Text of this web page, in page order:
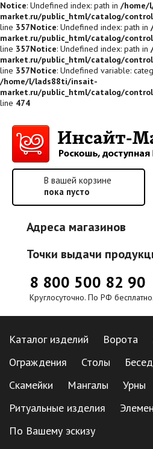
Notice: Undefined index: path in /home/
market.ru/public_html/catalog/
line 357Notice: Undefined index: path in
market.ru/public_html/catalog/
line 357Notice: Undefined index: path in
market.ru/public_html/catalog/
line 357Notice: Undefined variable:
/home/l/lads88ti/insait-
market.ru/public_html/catalog/
line 474
В вашей корзине
пока пусто
Адреса магазинов
Точки выдачи
8 800 500 82 90
Круглосуточно. По РФ бесплатно.
Каталог изделий Ворота
Ограждения
Столы
Скамейки
Мангалы
Урны
Ритуальные изделия
По Вашему эскизу